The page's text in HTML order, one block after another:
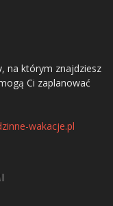
na którym znajdziesz
Ci zaplanować
wakacje.pl